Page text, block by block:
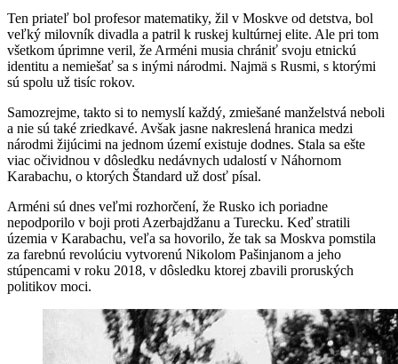
Ten priateľ bol profesor matematiky, žil v Moskve od detstva, bol
veľký milovník divadla a patril k ruskej kultúrnej elite. Ale pri tom
všetkom úprimne veril, že Arméni musia chrániť svoju etnickú
identitu a nemiešať sa s inými národmi. Najmä s Rusmi, s ktorými
sú spolu už tisíc rokov.
Samozrejme, takto si to nemyslí každý, zmiešané manželstvá neboli
a nie sú také zriedkavé. Avšak jasne nakreslená hranica medzi
národmi žijúcimi na jednom území existuje dodnes. Stala sa ešte
viac očividnou v dôsledku nedávnych udalostí v Náhornom
Karabachu, o ktorých Štandard už dosť písal.
Arméni sú dnes veľmi rozhorčení, že Rusko ich poriadne
nepodporilo v boji proti Azerbajdžanu a Turecku. Keď stratili
územia v Karabachu, veľa sa hovorilo, že tak sa Moskva pomstila
za farebnú revolúciu vytvorenú Nikolom Pašinjanom a jeho
stúpencami v roku 2018, v dôsledku ktorej zbavili proruských
politikov moci.